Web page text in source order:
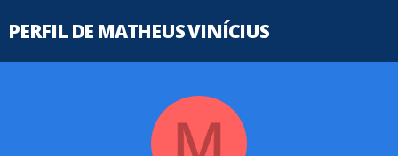
PERFIL DE MATHEUS VINÍCIUS